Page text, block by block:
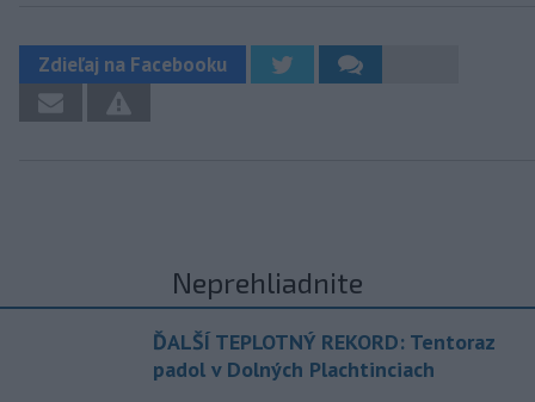
Zdieľaj na Facebooku
Neprehliadnite
ĎALŠÍ TEPLOTNÝ REKORD: Tentoraz
padol v Dolných Plachtinciach